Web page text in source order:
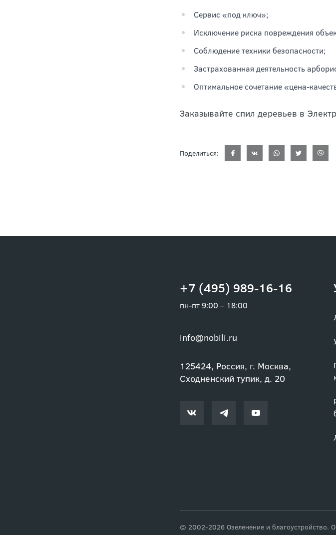
Сервис «под ключ»;
Исключение риска повреждения
Соблюдение техники безопасности;
Застрахованная деятельность
Оптимальное сочетание «цена-
Заказывайте спил деревьев в
Поделиться:
+7 (495) 989-16-16
пн-пт 9:00 – 18:00
info@nobili.ru
125424, Россия, г. Москва,
Сходненский тупик, д. 20
© 2002-2026 Озеленение и благоустройство.